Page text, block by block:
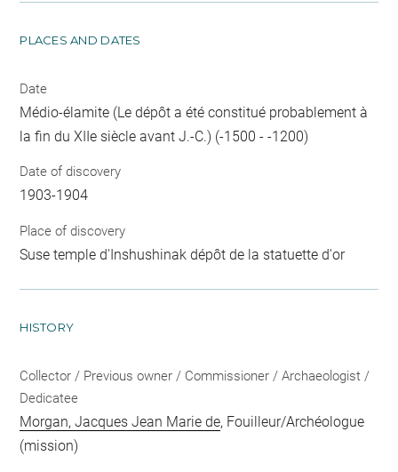
PLACES AND DATES
Date
Médio-élamite (Le dépôt a été constitué probablement à
la fin du XIIe siècle avant J.-C.) (-1500 - -1200)
Date of discovery
1903-1904
Place of discovery
Suse temple d'Inshushinak dépôt de la statuette d'or
HISTORY
Collector / Previous owner / Commissioner / Archaeologist /
Dedicatee
Morgan, Jacques Jean Marie de, Fouilleur/Archéologue
(mission)